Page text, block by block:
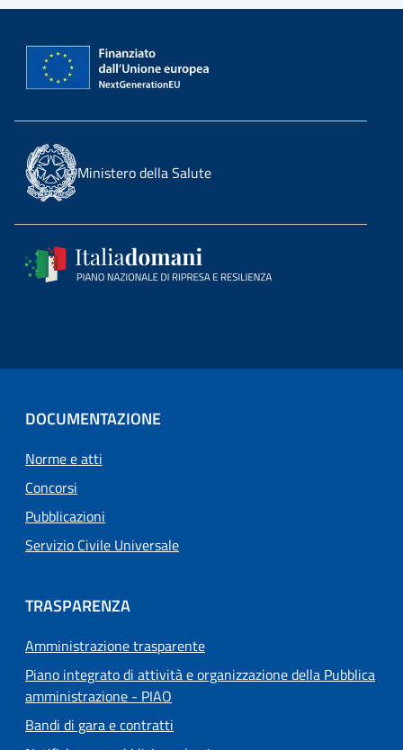
Ministero della Salute
DOCUMENTAZIONE
Norme e atti
Concorsi
Pubblicazioni
Servizio Civile Universale
TRASPARENZA
Amministrazione trasparente
Piano integrato di attività e organizzazione della Pubblica
amministrazione - PIAO
Bandi di gara e contratti